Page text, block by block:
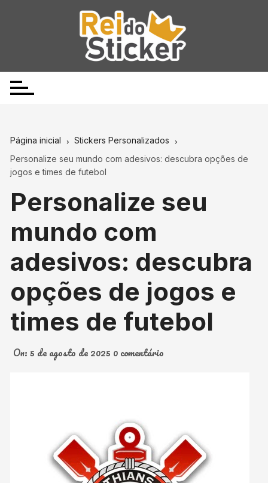
Página inicial
Stickers Personalizados
Personalize seu mundo com adesivos: descubra opções de
jogos e times de futebol
Personalize seu
mundo com
adesivos: descubra
opções de jogos e
times de futebol
On:5 de agosto de 2025 0 comentário